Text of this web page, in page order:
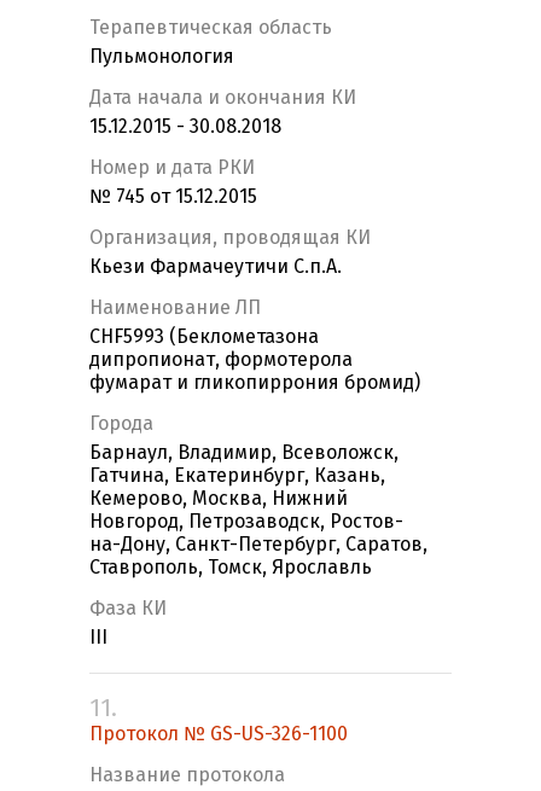
Терапевтическая область
Пульмонология
Дата начала и окончания КИ
15.12.2015 - 30.08.2018
Номер и дата РКИ
№ 745 от 15.12.2015
Организация, проводящая КИ
Кьези Фармачеутичи С.п.А.
Наименование ЛП
CHF5993 (Беклометазона
дипропионат, формотерола
фумарат и гликопиррония бромид)
Города
Барнаул, Владимир, Всеволожск,
Гатчина, Екатеринбург, Казань,
Кемерово, Москва, Нижний
Новгород, Петрозаводск, Ростов-
на-Дону, Санкт-Петербург, Саратов,
Ставрополь, Томск, Ярославль
Фаза КИ
11.
Протокол № GS-US-326-1100
Название протокола